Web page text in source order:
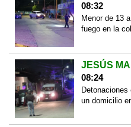
08:32
Menor de 13
fuego en la
JESÚS
08:24
un domicilio